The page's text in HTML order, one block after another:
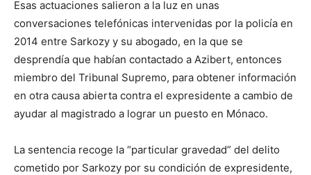
Esas actuaciones salieron a la luz en unas
conversaciones telefónicas intervenidas por la policía en
2014 entre Sarkozy y su abogado, en la que se
desprendía que habían contactado a Azibert, entonces
miembro del Tribunal Supremo, para obtener información
en otra causa abierta contra el expresidente a cambio de
ayudar al magistrado a lograr un puesto en Mónaco.
La sentencia recoge la “particular gravedad” del delito
cometido por Sarkozy por su condición de expresidente,